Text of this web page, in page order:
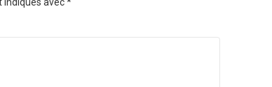
indiqués avec*